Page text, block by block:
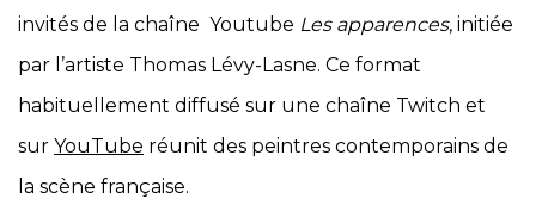
invités de la chaîne Youtube Les apparences, initiée
par l’artiste Thomas Lévy-Lasne. Ce format
habituellement diffusé sur une chaîne Twitch et
sur YouTube réunit des peintres contemporains de
la scène française.